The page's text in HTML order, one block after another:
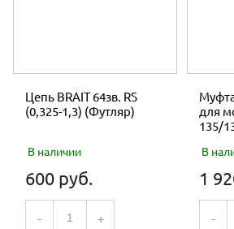
Цепь BRAIT 64зв. RS
(0,325-1,3) (Футляр)
В наличии
600 руб.
- +
для
135/
В
1
-